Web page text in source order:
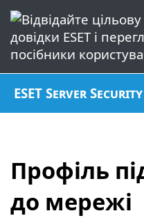
ESET Server
Профіль
до мережі